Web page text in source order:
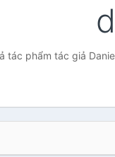
tác phẩm tác giả